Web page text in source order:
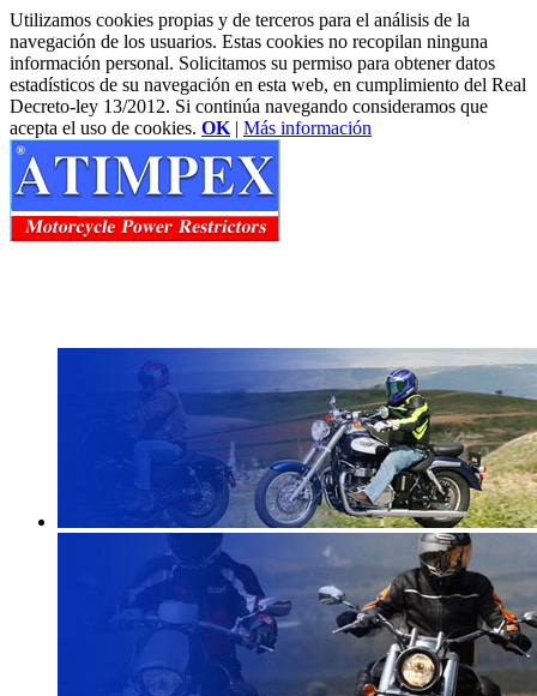
Utilizamos cookies propias y de terceros para el análisis de la
navegación de los usuarios. Estas cookies no recopilan ninguna
información personal. Solicitamos su permiso para obtener datos
estadísticos de su navegación en esta web, en cumplimiento del Real
Decreto-ley 13/2012. Si continúa navegando consideramos que
acepta el uso de cookies. OK | Más información